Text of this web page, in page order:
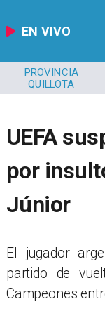
EN VIVO
PROVINCIA
QUILLOTA
UEFA
por
Júnior
El jugador
partido de
Campeones